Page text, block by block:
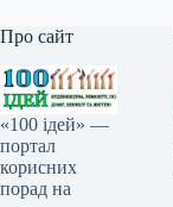
Про сайт
«100 ідей» —
портал
корисних
порад на